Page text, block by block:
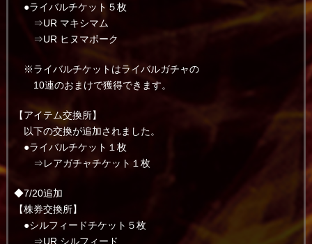
●ライバルチケット５枚
⇒UR マキシマム
⇒UR ヒヌマボーク
※ライバルチケットはライバルガチャの
10連のおまけで獲得できます。
【アイテム交換所】
以下の交換が追加されました。
●ライバルチケット１枚
⇒レアガチャチケット１枚
◆7/20追加
【株券交換所】
●シルフィードチケット５枚
⇒UR シルフィード